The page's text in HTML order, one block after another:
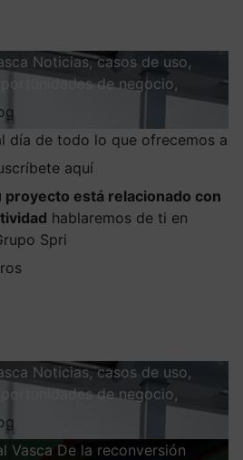
Noticias, casos de uso,
de negocio,
día de todo lo que ofrecemos a
aquí
proyecto está relacionado con
hablaremos de ti en
Spri
Noticias, casos de uso,
de negocio,
Vasca De la reconversión